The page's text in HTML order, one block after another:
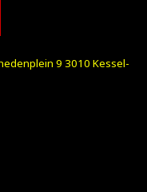
9 3010 Kessel-